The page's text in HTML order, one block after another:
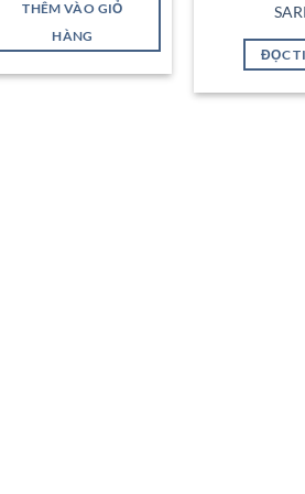
sao
THÊM VÀO GIỎ
HÀNG
ĐỌC